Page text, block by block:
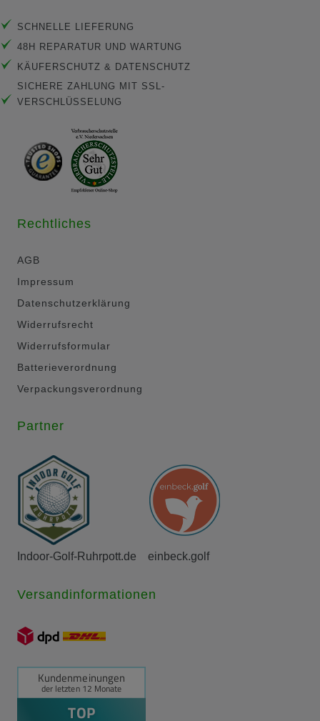
SCHNELLE LIEFERUNG
48H REPARATUR UND WARTUNG
KÄUFERSCHUTZ & DATENSCHUTZ
SICHERE ZAHLUNG MIT SSL-
VERSCHLÜSSELUNG
Rechtliches
AGB
Impressum
Datenschutzerklärung
Widerrufsrecht
Widerrufsformular
Batterieverordnung
Verpackungsverordnung
Partner
Indoor-Golf-Ruhrpott.de einbeck.golf
Versandinformationen